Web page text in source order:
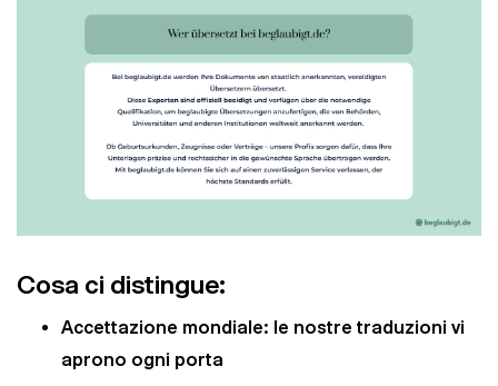
Cosa ci distingue:
Accettazione mondiale: le nostre traduzioni vi
aprono ogni porta